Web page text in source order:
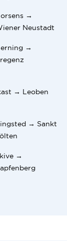
→
Neustadt
→
→ Leoben
→ Sankt
→